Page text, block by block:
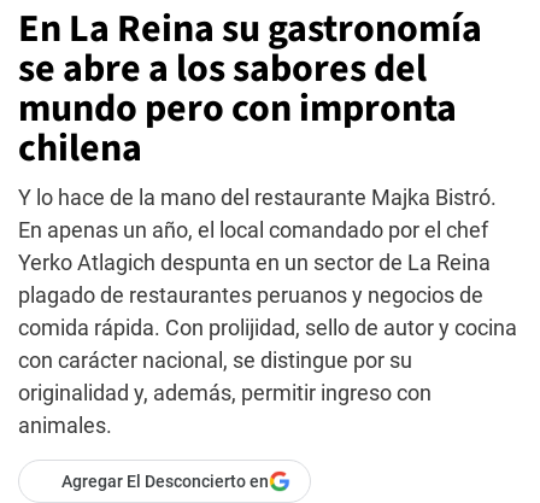
En La Reina su gastronomía
se abre a los sabores del
mundo pero con impronta
chilena
Y lo hace de la mano del restaurante Majka Bistró.
En apenas un año, el local comandado por el chef
Yerko Atlagich despunta en un sector de La Reina
plagado de restaurantes peruanos y negocios de
comida rápida. Con prolijidad, sello de autor y cocina
con carácter nacional, se distingue por su
originalidad y, además, permitir ingreso con
animales.
Agregar El Desconcierto en